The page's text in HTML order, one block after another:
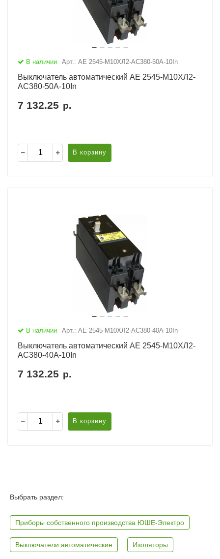
В наличии Арт.: АЕ 2545-М10ХЛ2-AC380-50А-10In
Выключатель автоматический АЕ 2545-М10ХЛ2-
AC380-50А-10In
7 132.25 р.
В корзину
В наличии Арт.: АЕ 2545-М10ХЛ2-AC380-40А-10In
Выключатель автоматический АЕ 2545-М10ХЛ2-
AC380-40А-10In
7 132.25 р.
В корзину
Выбрать раздел:
Приборы собственного производства ЮШЕ-Электро
Выключатели автоматические Изоляторы